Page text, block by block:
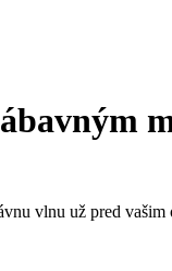
vlnu už pred